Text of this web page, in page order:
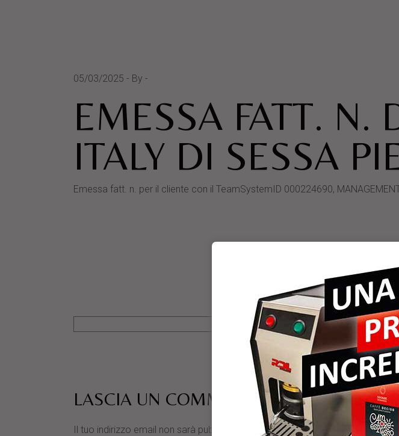
05/03/2025 By
EMESSA FATT.
ITALY DI SESSA
Emessa fatt. n. per il cliente con il TeamSystemID 000224690, MANAGEMENT
LASCIA UN COMMENTO
Il tuo indirizzo email non sarà pubblicato. I campi obbligatori sono